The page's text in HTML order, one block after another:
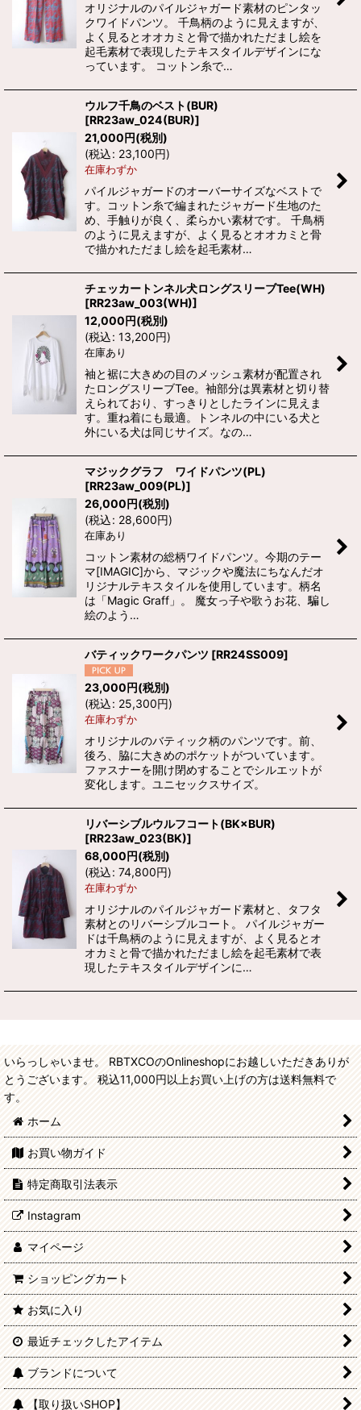
オリジナルのパイルジャガード素材のピンタッ
クワイドパンツ。 千鳥柄のように見えますが、
よく見るとオオカミと骨で描かれただまし絵を
起毛素材で表現したテキスタイルデザインにな
っています。 コットン糸で…
ウルフ千鳥のベスト(BUR)
[RR23aw_024(BUR)]
21,000円(税別)
(税込: 23,100円)
在庫わずか
パイルジャガードのオーバーサイズなベストで
す。コットン糸で編まれたジャガード生地のた
め、手触りが良く、柔らかい素材です。 千鳥柄
のように見えますが、よく見るとオオカミと骨
で描かれただまし絵を起毛素材…
チェッカートンネル犬ロングスリーブTee(WH)
[RR23aw_003(WH)]
12,000円(税別)
(税込: 13,200円)
在庫あり
袖と裾に大きめの目のメッシュ素材が配置され
たロングスリーブTee。袖部分は異素材と切り替
えられており、すっきりとしたラインに見えま
す。重ね着にも最適。トンネルの中にいる犬と
外にいる犬は同じサイズ。なの…
マジックグラフ ワイドパンツ(PL)
[RR23aw_009(PL)]
26,000円(税別)
(税込: 28,600円)
在庫あり
コットン素材の総柄ワイドパンツ。今期のテー
マ[IMAGIC]から、マジックや魔法にちなんだオ
リジナルテキスタイルを使用しています。柄名
は「Magic Graff」。 魔女っ子や歌うお花、騙し
絵のよう…
バティックワークパンツ [RR24SS009]
23,000円(税別)
(税込: 25,300円)
在庫わずか
オリジナルのバティック柄のパンツです。前、
後ろ、脇に大きめのポケットがついています。
ファスナーを開け閉めすることでシルエットが
変化します。ユニセックスサイズ。
リバーシブルウルフコート(BK×BUR)
[RR23aw_023(BK)]
68,000円(税別)
(税込: 74,800円)
在庫わずか
オリジナルのパイルジャガード素材と、タフタ
素材とのリバーシブルコート。 パイルジャガー
ドは千鳥柄のように見えますが、よく見るとオ
オカミと骨で描かれただまし絵を起毛素材で表
現したテキスタイルデザインに…
いらっしゃいませ。 RBTXCOのOnlineshopにお越しいただきありが
とうございます。 税込11,000円以上お買い上げの方は送料無料で
す。
ホーム
お買い物ガイド
特定商取引法表示
Instagram
マイページ
ショッピングカート
お気に入り
最近チェックしたアイテム
ブランドについて
【取り扱いSHOP】